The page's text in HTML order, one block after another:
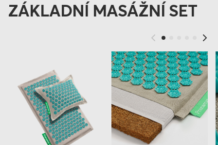
ZÁKLADNÍ MASÁŽNÍ SET